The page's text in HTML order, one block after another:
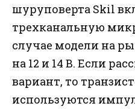
шуруповерта Skil
трехканальную
случае модели на
на 12 и 14 В. Если
вариант, то
используются